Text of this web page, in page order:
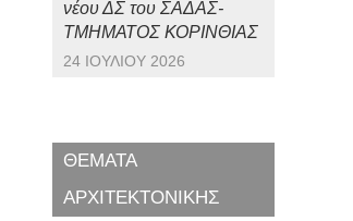
νέου ΔΣ του ΣΑΔΑΣ-
ΤΜΗΜΑΤΟΣ ΚΟΡΙΝΘΙΑΣ
24 ΙΟΥΛΊΟΥ 2026
ΘΕΜΑΤΑ
ΑΡΧΙΤΕΚΤΟΝΙΚΗΣ